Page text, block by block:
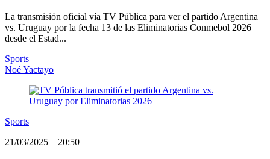
La transmisión oficial vía TV Pública para ver el partido Argentina
vs. Uruguay por la fecha 13 de las Eliminatorias Conmebol 2026
desde el Estad...
Sports
Noé Yactayo
Sports
21/03/2025
20:50